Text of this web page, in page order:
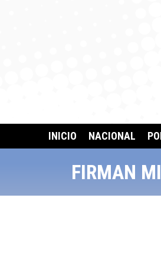
INICIO NACIONAL
FIRMAN